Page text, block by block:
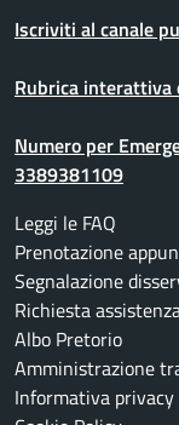
Iscriviti al canale
Rubrica interattiva
Numero per
3389381109
Leggi le FAQ
Prenotazione
Segnalazione
Richiesta
Albo Pretorio
Amministrazione
Informativa privacy